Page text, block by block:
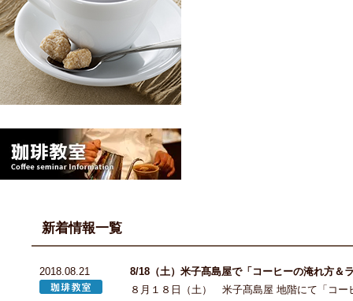
新着情報一覧
2018.08.21
8/18（土）米子髙島屋で「コーヒーの淹れ方＆
８月１８日（土） 米子髙島屋 地階にて「コー